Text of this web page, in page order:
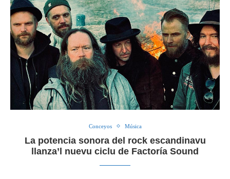
Conceyos Música
La potencia sonora del rock escandinavu
llanza’l nuevu ciclu de Factoría Sound